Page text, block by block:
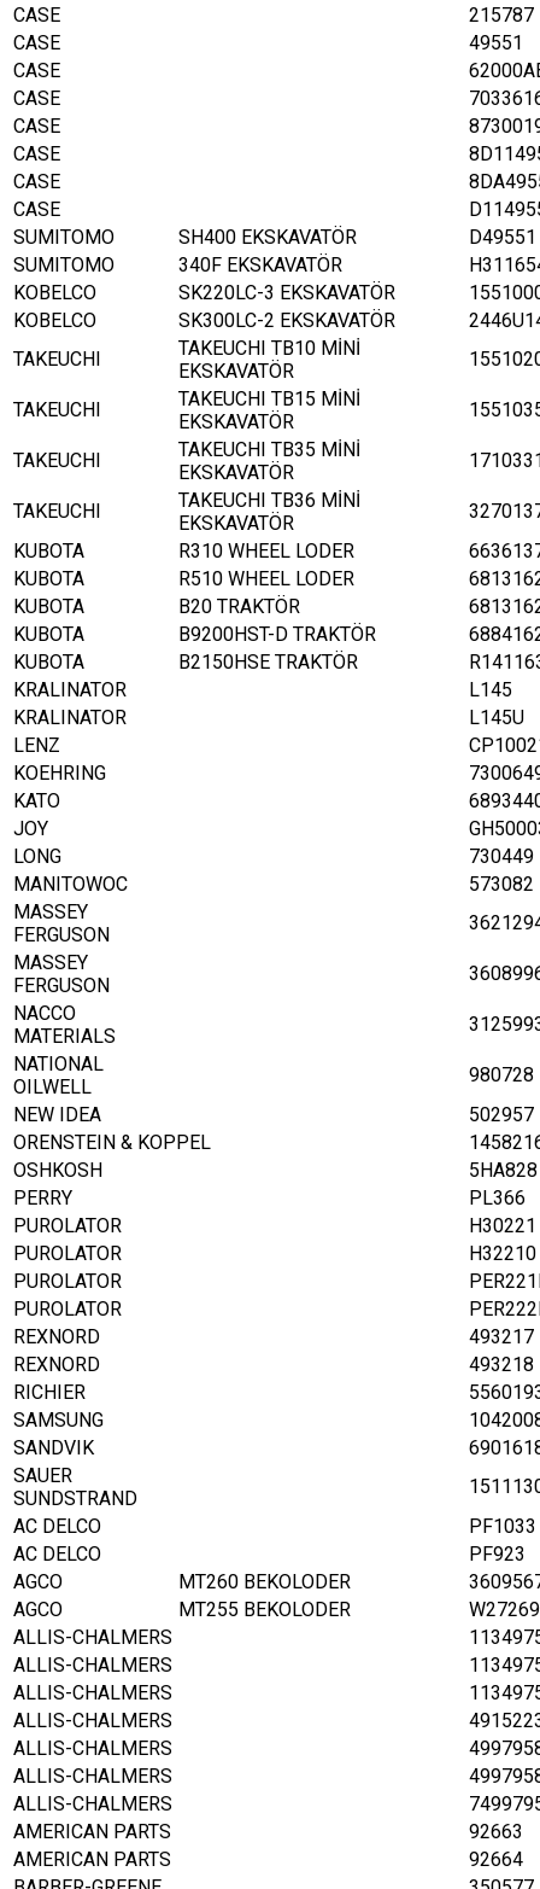
CASE
215787
CASE
49551
CASE
CASE
CASE
CASE
CASE
CASE
SUMITOMO
SH400 EKSKAVATÖR
D49551
SUMITOMO
340F EKSKAVATÖR
KOBELCO
SK220LC-3 EKSKAVATÖR
KOBELCO
SK300LC-2 EKSKAVATÖR
TAKEUCHI
TAKEUCHI TB10 MİNİ
EKSKAVATÖR
TAKEUCHI
TAKEUCHI TB15 MİNİ
EKSKAVATÖR
TAKEUCHI
TAKEUCHI TB35 MİNİ
EKSKAVATÖR
TAKEUCHI
TAKEUCHI TB36 MİNİ
EKSKAVATÖR
KUBOTA
R310 WHEEL LODER
KUBOTA
R510 WHEEL LODER
KUBOTA
B20 TRAKTÖR
KUBOTA
B9200HST-D TRAKTÖR
KUBOTA
B2150HSE TRAKTÖR
KRALINATOR
L145
KRALINATOR
L145U
LENZ
KOEHRING
KATO
JOY
LONG
730449
MANITOWOC
573082
MASSEY
FERGUSON
MASSEY
FERGUSON
NACCO
MATERIALS
NATIONAL
OILWELL
980728
NEW IDEA
502957
ORENSTEIN & KOPPEL
OSHKOSH
5HA828
PERRY
PL366
PUROLATOR
H30221
PUROLATOR
H32210
PUROLATOR
PUROLATOR
REXNORD
493217
REXNORD
493218
RICHIER
SAMSUNG
SANDVIK
SAUER
SUNDSTRAND
AC DELCO
PF1033
AC DELCO
PF923
AGCO
MT260 BEKOLODER
AGCO
MT255 BEKOLODER
ALLIS-CHALMERS
ALLIS-CHALMERS
ALLIS-CHALMERS
ALLIS-CHALMERS
ALLIS-CHALMERS
ALLIS-CHALMERS
ALLIS-CHALMERS
AMERICAN PARTS
92663
AMERICAN PARTS
92664